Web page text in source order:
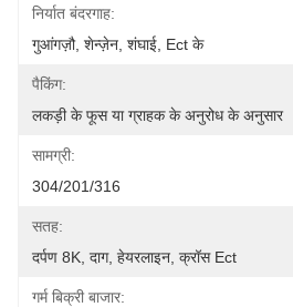
निर्यात बंदरगाह:
गुआंगज़ौ, शेन्ज़ेन, शंघाई, Ect के
पैकिंग:
लकड़ी के फूस या ग्राहक के अनुरोध के अनुसार
सामग्री:
304/201/316
सतह:
दर्पण 8K, दाग, हेयरलाइन, क्रॉस Ect
गर्म बिक्री बाजार: